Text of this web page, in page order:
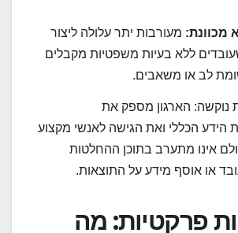
מכוונת: מעורבות יתר עלולה ליצור
ללא בעיות משפטיות מקבלים
לב או משאבים.
נוקשה: הארגון מספק את
הידע הכללי ואת הגישה לאנשי מקצוע
אינו מתערב בתוכן ההחלטות
או אוסף מידע על התוצאות.
פרקטיות: מה